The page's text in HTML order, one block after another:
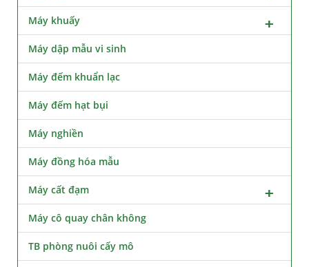
Máy khuấy
Máy dập mẫu vi sinh
Máy đếm khuẩn lạc
Máy đếm hạt bụi
Máy nghiền
Máy đồng hóa mẫu
Máy cất đạm
Máy cô quay chân không
TB phòng nuôi cấy mô